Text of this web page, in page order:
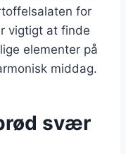
for
vigtigt at finde
elementer på
middag.
svær